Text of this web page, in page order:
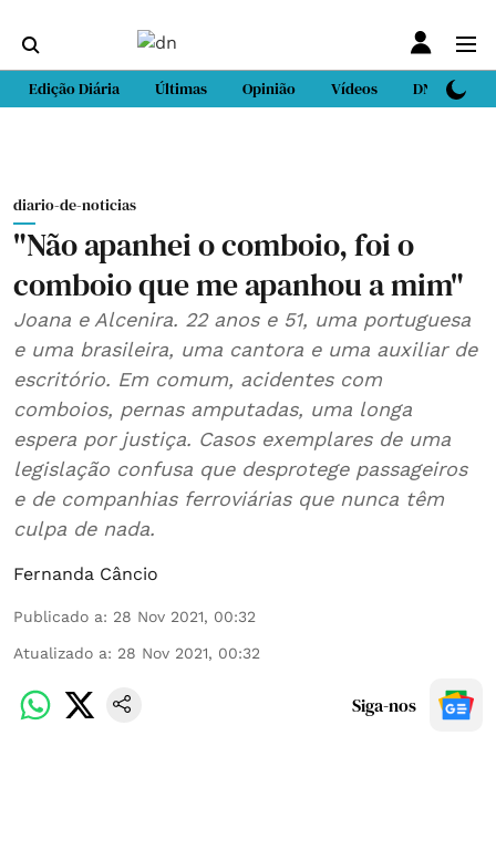
Edição Diária Últimas Opinião Vídeos DN Sport
diario-de-noticias
"Não apanhei o comboio, foi o
comboio que me apanhou a mim"
Joana e Alcenira. 22 anos e 51, uma portuguesa
e uma brasileira, uma cantora e uma auxiliar de
escritório. Em comum, acidentes com
comboios, pernas amputadas, uma longa
espera por justiça. Casos exemplares de uma
legislação confusa que desprotege passageiros
e de companhias ferroviárias que nunca têm
culpa de nada.
Fernanda Câncio
Publicado a: 28 Nov 2021, 00:32
Atualizado a: 28 Nov 2021, 00:32
Siga-nos